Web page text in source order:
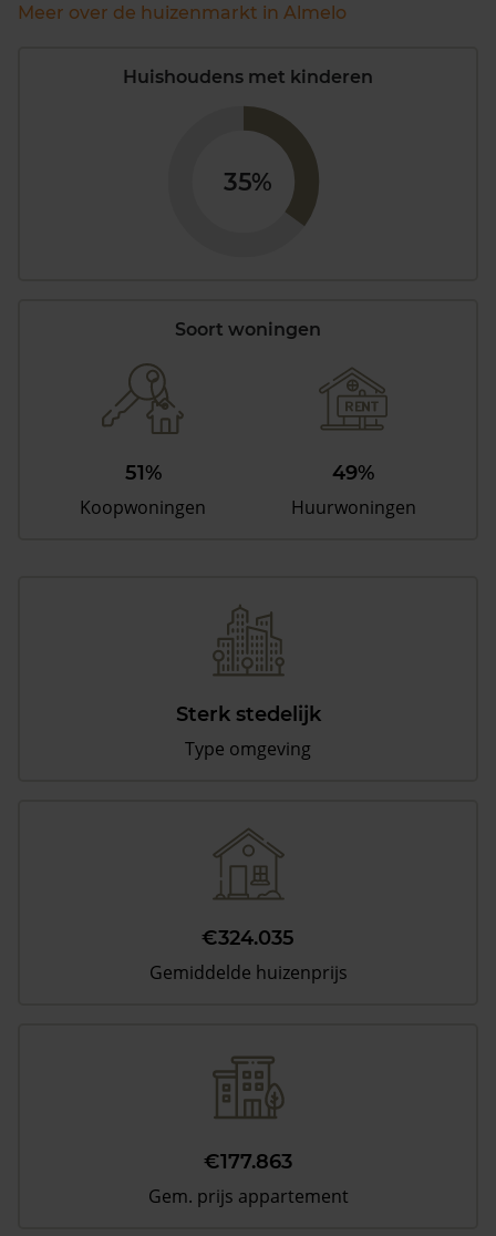
Meer over de huizenmarkt in Almelo
Huishoudens met kinderen
35%
Soort woningen
51%
Koopwoningen
49%
Huurwoningen
Sterk stedelijk
Type omgeving
€324.035
Gemiddelde huizenprijs
€177.863
Gem. prijs appartement